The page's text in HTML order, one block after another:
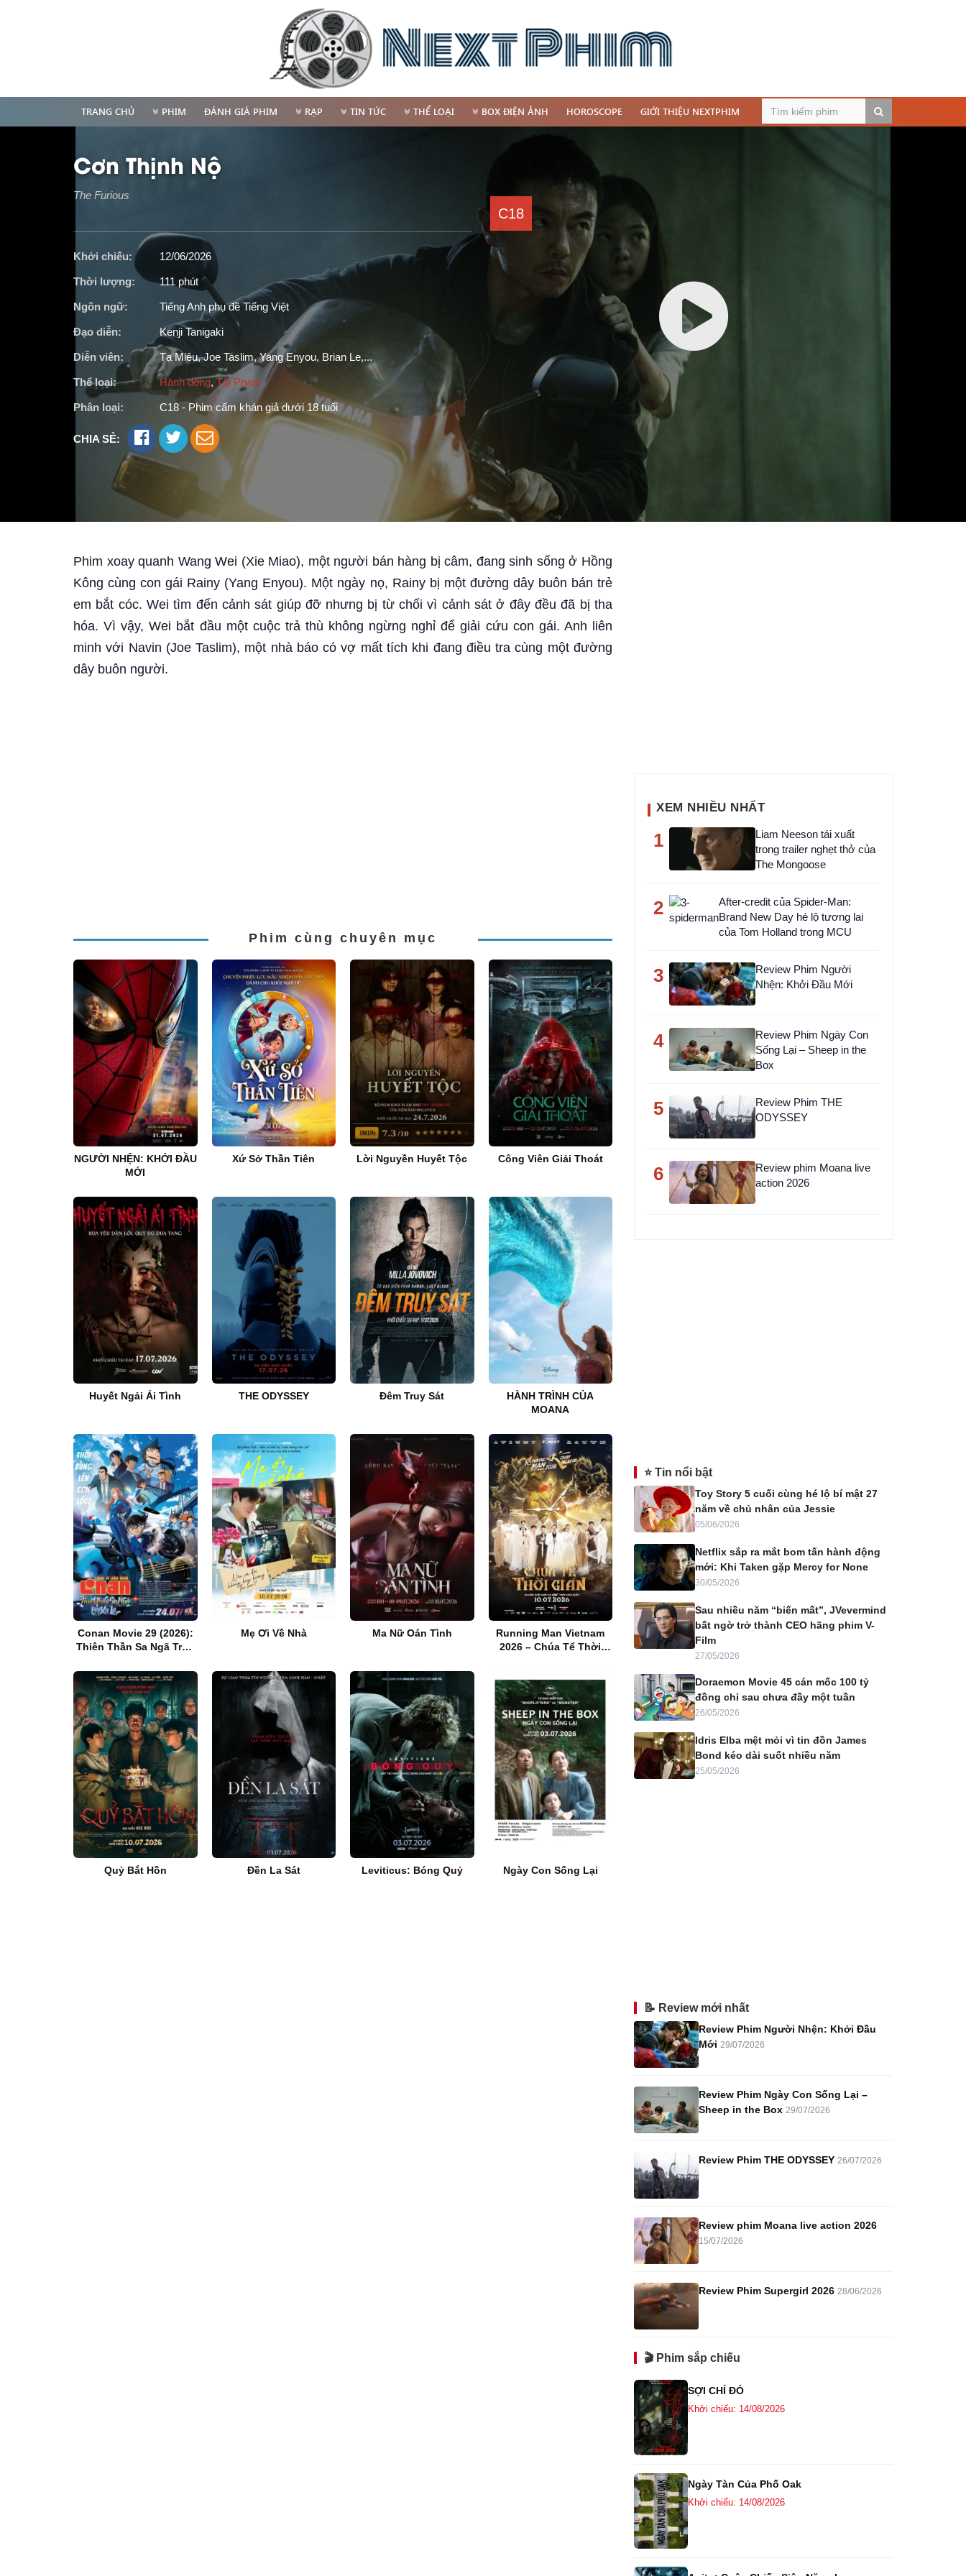
TRANG CHỦ PHIM ĐÁNH GIÁ PHIM RẠP TIN TỨC THỂ LOẠI BOX ĐIỆN ẢNH HOROSCOPE GIỚI THIỆU NEXTPHIM
Cơn Thịnh Nộ
The Furious
C18
Khởi chiếu: 12/06/2026
Thời lượng: 111 phút
Ngôn ngữ: Tiếng Anh phụ đề Tiếng Việt
Đạo diễn: Kenji Tanigaki
Diễn viên: Tạ Miêu, Joe Taslim, Yang Enyou, Brian Le,...
Thể loại: Hành động,Tội Phạm
Phân loại: C18 - Phim cấm khán giả dưới 18 tuổi
CHIA SẺ:
Phim xoay quanh Wang Wei (Xie Miao), một người bán hàng bị câm, đang sinh sống ở Hồng
Kông cùng con gái Rainy (Yang Enyou). Một ngày nọ, Rainy bị một đường dây buôn bán trẻ
em bắt cóc. Wei tìm đến cảnh sát giúp đỡ nhưng bị từ chối vì cảnh sát ở đây đều đã bị tha
hóa. Vì vậy, Wei bắt đầu một cuộc trả thù không ngừng nghỉ để giải cứu con gái. Anh liên
minh với Navin (Joe Taslim), một nhà báo có vợ mất tích khi đang điều tra cùng một đường
dây buôn người.
Phim cùng chuyên mục
NGƯỜI NHỆN: KHỞI ĐẦU
MỚI
Xứ Sở Thần Tiên Lời Nguyền Huyết Tộc Công Viên Giải Thoát
Huyết Ngải Ái Tình THE ODYSSEY Đêm Truy Sát
HÀNH TRÌNH CỦA
MOANA
Conan Movie 29 (2026):
Thiên Thần Sa Ngã Trên
Mẹ Ơi Về Nhà Ma Nữ Oán Tình
Running Man Vietnam
2026 – Chúa Tể Thời
Quỷ Bắt Hồn Đền La Sát Leviticus: Bóng Quỷ Ngày Con Sống Lại
XEM NHIỀU NHẤT
1
Liam Neeson tái xuất
trong trailer nghẹt thở của
The Mongoose
2
After-credit của Spider-Man:
Brand New Day hé lộ tương lai
của Tom Holland trong MCU
3
Review Phim Người
Nhện: Khởi Đầu Mới
4
Review Phim Ngày Con
Sống Lại – Sheep in the
Box
5
Review Phim THE
ODYSSEY
6
Review phim Moana live
action 2026
⭐ Tin nổi bật
Toy Story 5 cuối cùng hé lộ bí mật 27
năm về chủ nhân của Jessie
05/06/2026
Netflix sắp ra mắt bom tấn hành động
mới: Khi Taken gặp Mercy for None
30/05/2026
Sau nhiều năm “biến mất”, JVevermind
bất ngờ trở thành CEO hãng phim V-
Film
27/05/2026
Doraemon Movie 45 cán mốc 100 tỷ
đồng chỉ sau chưa đầy một tuần
26/05/2026
Idris Elba mệt mỏi vì tin đồn James
Bond kéo dài suốt nhiều năm
25/05/2026
📝 Review mới nhất
Review Phim Người Nhện: Khởi Đầu
Mới 29/07/2026
Review Phim Ngày Con Sống Lại –
Sheep in the Box 29/07/2026
Review Phim THE ODYSSEY 26/07/2026
Review phim Moana live action 2026
15/07/2026
Review Phim Supergirl 2026 28/06/2026
🎬 Phim sắp chiếu
SỢI CHỈ ĐỎ
Khởi chiếu: 14/08/2026
Ngày Tàn Của Phố Oak
Khởi chiếu: 14/08/2026